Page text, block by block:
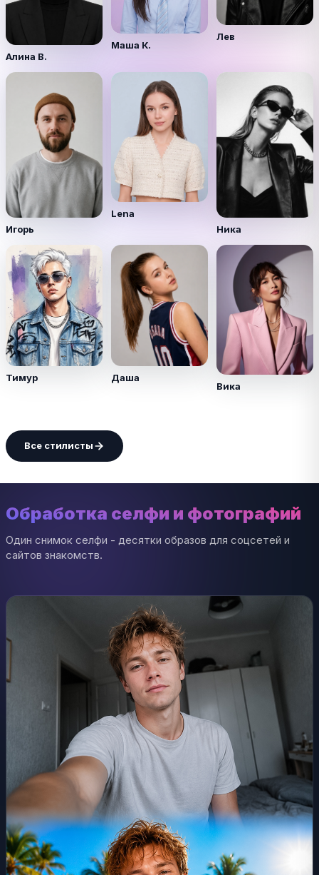
Алина В.
Маша К.
Лев
Игорь
Lena
Ника
Тимур Даша
Вика
Все стилисты
Обработка селфи и фотографий
Один снимок селфи - десятки образов для соцсетей и
сайтов знакомств.